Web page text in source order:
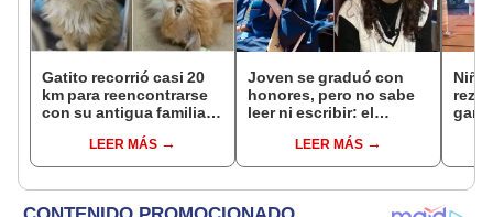
Gatito recorrió casi 20
km para reencontrarse
con su antigua familia,
LEER MÁS
Joven se graduó con
honores, pero no sabe
leer ni escribir: el
terminó en demanda
LEER MÁS
Niño
gane